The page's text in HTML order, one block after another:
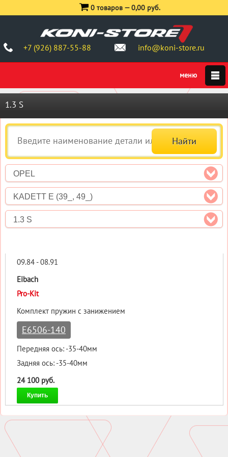
+7 (926) 887-55-88 info@koni-store.ru
0 товаров —0,00 руб.
1.3 S
OPEL
KADETT E (39_, 49_)
1.3 S
09.84 - 08.91
Eibach
Pro-Kit
Комплект пружин с занижением
E6506-140
Передняя ось: -35-40мм
Задняя ось: -35-40мм
24 100 руб.
Купить